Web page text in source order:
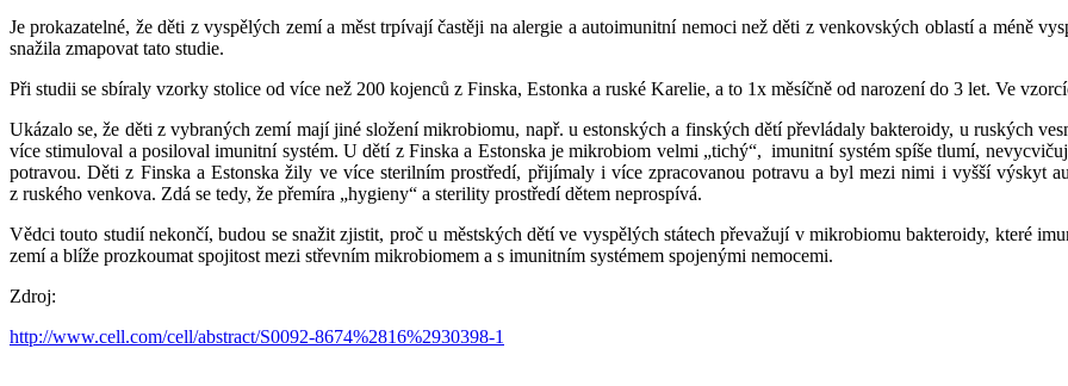
Je prokazatelné, že děti z vyspělých zemí a měst trpívají častěji na alergie a autoimunitní nemoci než děti z venkovských oblastí a méně
snažila zmapovat tato studie.
Při studii se sbíraly vzorky stolice od více než 200 kojenců z Finska, Estonka a ruské Karelie, a to 1x měsíčně od narození do 3 let. Ve
Ukázalo se, že děti z vybraných zemí mají jiné složení mikrobiomu, např. u estonských a finských dětí převládaly bakteroidy, u ruských
více stimuloval a posiloval imunitní systém. U dětí z Finska a Estonska je mikrobiom velmi „tichý“, imunitní systém spíše tlumí,
potravou. Děti z Finska a Estonska žily ve více sterilním prostředí, přijímaly i více zpracovanou potravu a byl mezi nimi i vyšší výskyt
z ruského venkova. Zdá se tedy, že přemíra „hygieny“ a sterility prostředí dětem neprospívá.
Vědci touto studií nekončí, budou se snažit zjistit, proč u městských dětí ve vyspělých státech převažují v mikrobiomu bakteroidy, které
zemí a blíže prozkoumat spojitost mezi střevním mikrobiomem a s imunitním systémem spojenými nemocemi.
Zdroj:
http://www.cell.com/cell/abstract/S0092-8674%2816%2930398-1